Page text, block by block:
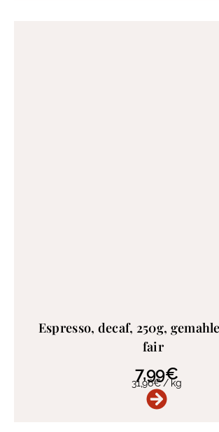
Espresso, decaf, 250g,
fair
7,99€
31,96€/kg